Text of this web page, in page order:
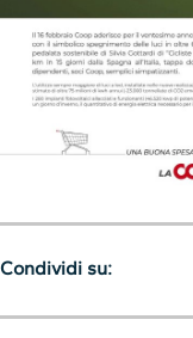
Condividi su: